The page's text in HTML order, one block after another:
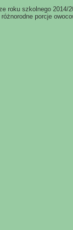
roku szkolnego 2014/
porcje